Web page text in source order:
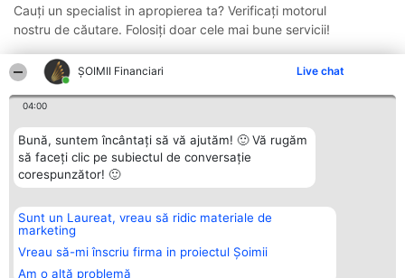
ȘOIMII Financiari Live chat
04:00
Bună, suntem încântați să vă ajutăm! 🙂 Vă rugăm
să faceți clic pe subiectul de conversație
corespunzător! 🙂
Sunt un Laureat, vreau să ridic materiale de
marketing
Vreau să-mi înscriu firma in proiectul Șoimii
Am o altă problemă
Cauți un specialist in apropierea ta? Verificați motorul
nostru de căutare. Folosiți doar cele mai bune servicii!
Organizator Ranking
BRIGHT SOLUTIONS BR SRL
Aleea Timisul De Sus 2 Bl. A30
Sc. A Et. 4 Ap. 13 Cod 061952
București
Plebiscyt
Lista Tuturor
Laureaților
Contact